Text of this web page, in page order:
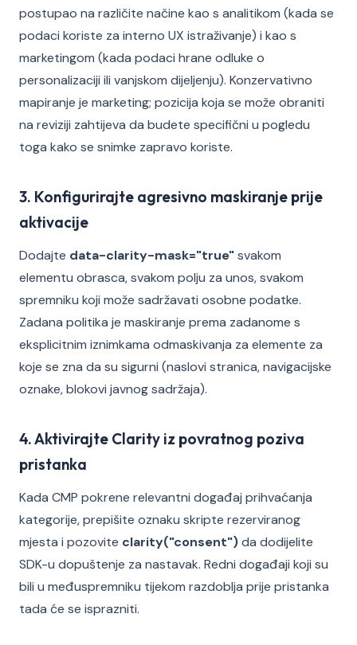
postupao na različite načine kao s analitikom (kada se
podaci koriste za interno UX istraživanje) i kao s
marketingom (kada podaci hrane odluke o
personalizaciji ili vanjskom dijeljenju). Konzervativno
mapiranje je marketing; pozicija koja se može obraniti
na reviziji zahtijeva da budete specifični u pogledu
toga kako se snimke zapravo koriste.
3. Konfigurirajte agresivno maskiranje prije
aktivacije
Dodajte data-clarity-mask="true"svakom
elementu obrasca, svakom polju za unos, svakom
spremniku koji može sadržavati osobne podatke.
Zadana politika je maskiranje prema zadanome s
eksplicitnim iznimkama odmaskivanja za elemente za
koje se zna da su sigurni (naslovi stranica, navigacijske
oznake, blokovi javnog sadržaja).
4. Aktivirajte Clarity iz povratnog poziva
pristanka
Kada CMP pokrene relevantni događaj prihvaćanja
kategorije, prepišite oznaku skripte rezerviranog
mjesta i pozovite clarity("consent")da dodijelite
SDK-u dopuštenje za nastavak. Redni događaji koji su
bili u međuspremniku tijekom razdoblja prije pristanka
tada će se isprazniti.